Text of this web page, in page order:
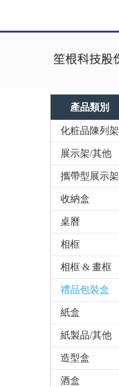
產品類別
化粧品陳列架
展示架/其他
攜帶型展示架
收納盒
桌曆
相框
相框 & 畫框
禮品包裝盒
紙盒
紙製品/其他
造型盒
酒盒